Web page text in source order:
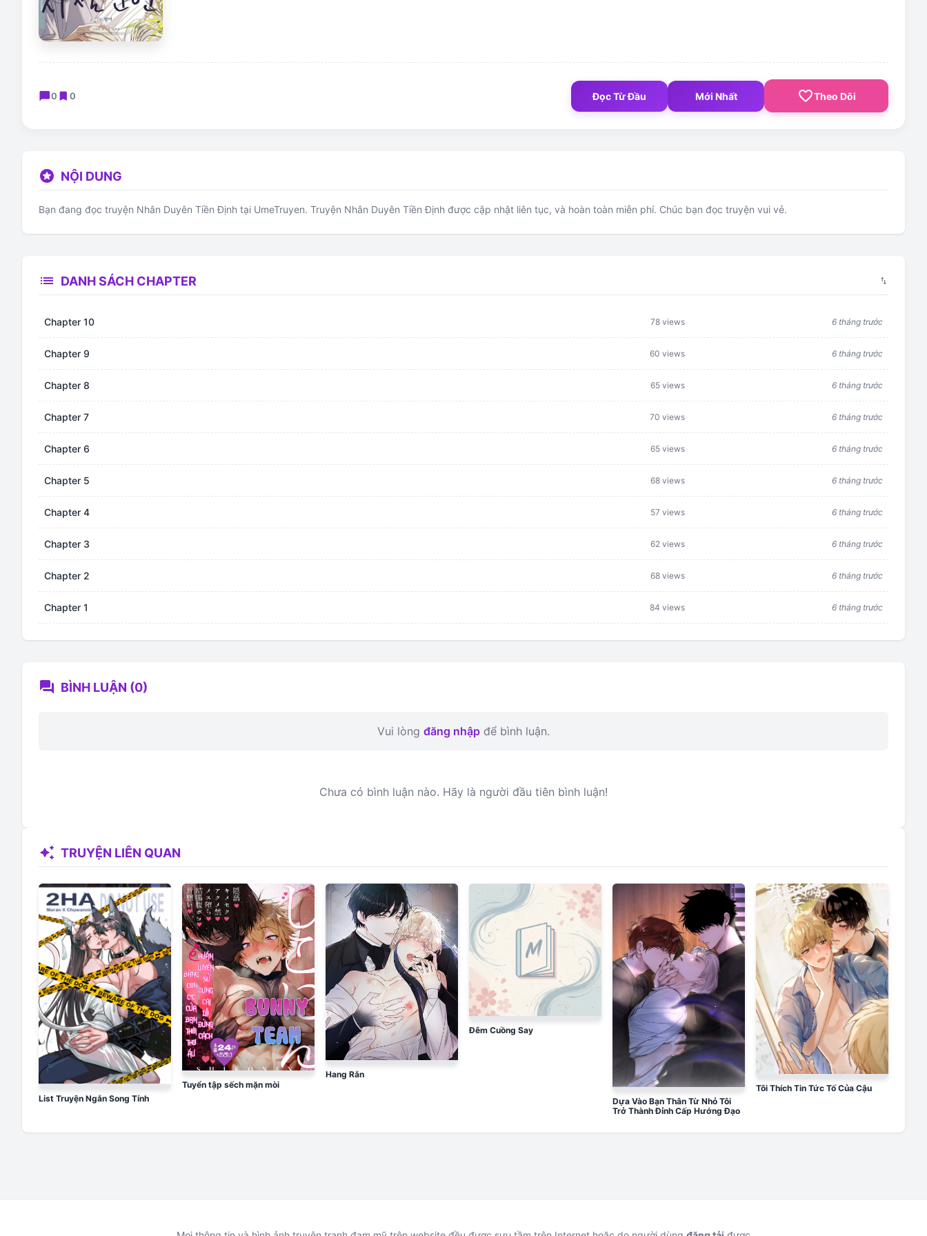
chat_bubble0 bookmark 0 Đọc Từ Đầu Mới Nhất favorite_borderTheo Dõi
stars NỘI DUNG
Bạn đang đọc truyện Nhân Duyên Tiền Định tại UmeTruyen. Truyện Nhân Duyên Tiền Định được cập nhật liên tục, và hoàn toàn miễn phí. Chúc bạn đọc truyện vui vẻ.
list DANH SÁCH CHAPTER swap_vert
Chapter 10 78 views 6 tháng trước
Chapter 9 60 views 6 tháng trước
Chapter 8 65 views 6 tháng trước
Chapter 7 70 views 6 tháng trước
Chapter 6 65 views 6 tháng trước
Chapter 5 68 views 6 tháng trước
Chapter 4 57 views 6 tháng trước
Chapter 3 62 views 6 tháng trước
Chapter 2 68 views 6 tháng trước
Chapter 1 84 views 6 tháng trước
forum BÌNH LUẬN (0)
Vui lòng đăng nhập để bình luận.
Chưa có bình luận nào. Hãy là người đầu tiên bình luận!
auto_awesome TRUYỆN LIÊN QUAN
List Truyện Ngắn Song Tính
Tuyển tập sếch mặn mòi
Hang Rắn
Đêm Cuồng Say
Dựa Vào Bạn Thân Từ Nhỏ Tôi
Trở Thành Đỉnh Cấp Hướng Đạo
Tôi Thích Tin Tức Tố Của Cậu